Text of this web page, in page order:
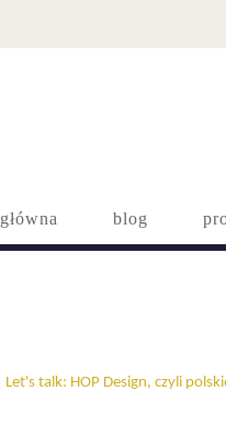
główna blog
Let's talk: HOP Design, czyli